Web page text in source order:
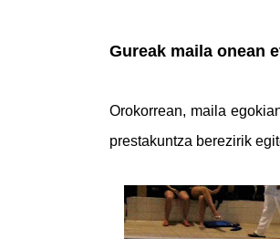
Gureak maila onean
Orokorrean, maila
prestakuntza berezirik